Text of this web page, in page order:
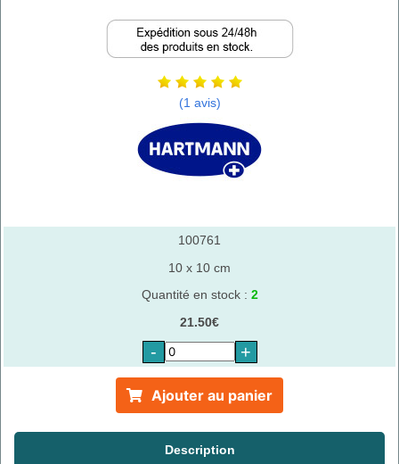
(1 avis)
100761
10 x 10 cm
Quantité en stock : 2
21.50€
- +
Ajouter au panier
Description